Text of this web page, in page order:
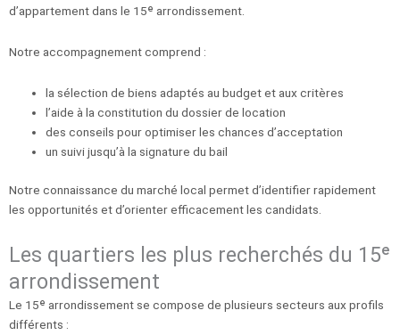
d’appartement dans le 15ᵉ arrondissement.
Notre accompagnement comprend :
la sélection de biens adaptés au budget et aux critères
l’aide à la constitution du dossier de location
des conseils pour optimiser les chances d’acceptation
un suivi jusqu’à la signature du bail
Notre connaissance du marché local permet d’identifier rapidement
les opportunités et d’orienter efficacement les candidats.
Les quartiers les plus recherchés du 15ᵉ
arrondissement
Le 15ᵉ arrondissement se compose de plusieurs secteurs aux profils
différents :